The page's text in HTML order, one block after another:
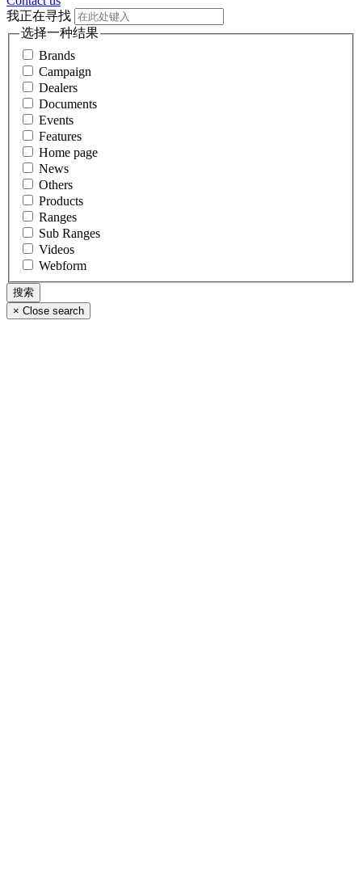
我正在寻找
选择一种结果
Brands
Campaign
Dealers
Documents
Events
Features
Home page
News
Others
Products
Ranges
Sub Ranges
Videos
Webform
× Close search